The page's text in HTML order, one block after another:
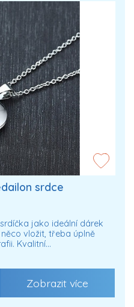
srdce
jako ideální dárek
vložit, třeba úplně
Kvalitní…
Zobrazit více